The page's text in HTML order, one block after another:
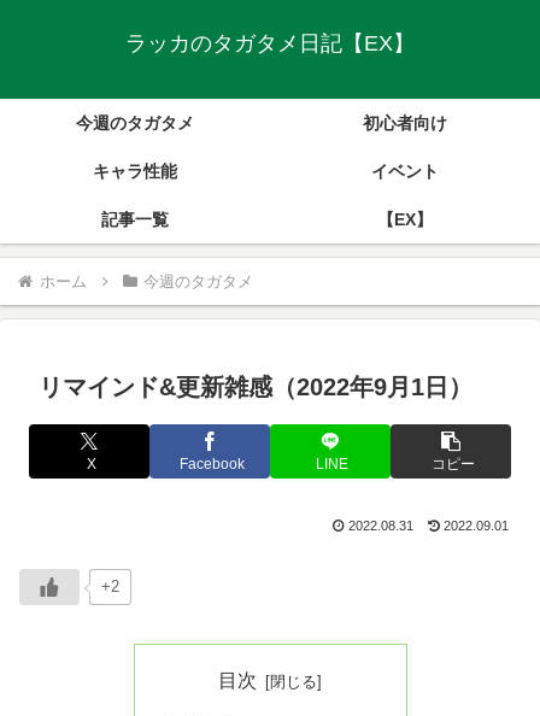
ラッカのタガタメ日記【EX】
今週のタガタメ 初心者向け
キャラ性能 イベント
記事一覧 【EX】
ホーム 今週のタガタメ
リマインド&更新雑感（2022年9月1日）
X Facebook LINE コピー
2022.08.31 2022.09.01
+2
目次